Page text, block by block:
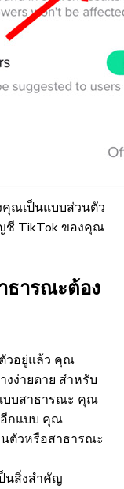
ณเป็นแบบส่วนตัว
ชี TikTok ของคุณ
ธารณะต้อง
วอยู่แล้ว คุณ
ง่ายดาย สำหรับ
บบสาธารณะ คุณ
กแบบ คุณ
ตัวหรือสาธารณะ
นสิ่งสำคัญ